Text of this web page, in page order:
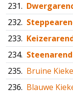
231.
232.
233.
234. Steenarend
235. Bruine
236. Blauwe